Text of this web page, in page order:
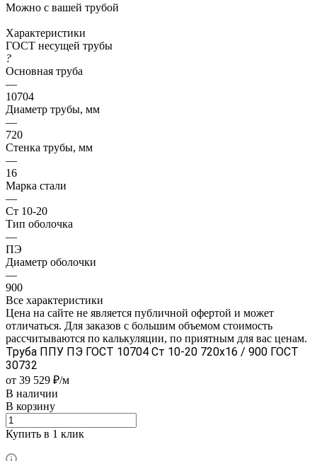
Можно с вашей трубой
Характеристики
ГОСТ несущей трубы
?
Основная труба
—
10704
Диаметр трубы, мм
—
720
Стенка трубы, мм
—
16
Марка стали
—
Ст 10-20
Тип оболочка
—
ПЭ
Диаметр оболочки
—
900
Все характеристики
Цена на сайте не является публичной офертой и может
отличаться. Для заказов с большим объемом стоимость
рассчитываются по калькуляции, по приятным для вас ценам.
Труба ППУ ПЭ ГОСТ 10704 Ст 10-20 720x16 / 900 ГОСТ
30732
от 39 529 ₽/м
В наличии
В корзину
Купить в 1 клик